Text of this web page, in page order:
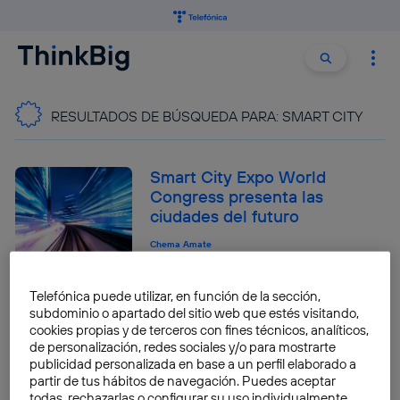
Buscar
RESULTADOS DE BÚSQUEDA PARA: SMART CITY
Smart City Expo World
Congress presenta las
ciudades del futuro
Chema Amate
Digitalización y
transformación de las
ciudades en Smart City Expo
World Congress
Patricia Balaguer
Telefónica puede utilizar, en función de la sección,
subdominio o apartado del sitio web que estés visitando,
cookies propias y de terceros con fines técnicos, analíticos,
de personalización, redes sociales y/o para mostrarte
publicidad personalizada en base a un perfil elaborado a
partir de tus hábitos de navegación. Puedes aceptar